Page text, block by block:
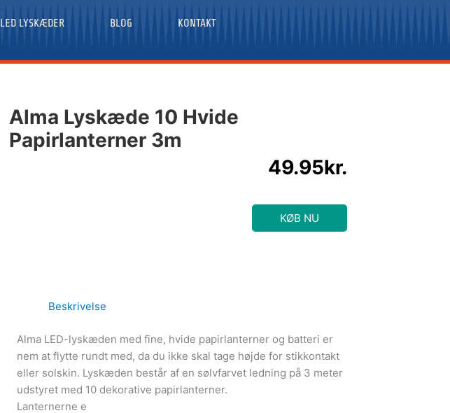
LED LYSKÆDER BLOG KONTAKT
Alma Lyskæde 10 Hvide
Papirlanterner 3m
49.95kr.
KØB NU
Beskrivelse
Alma LED-lyskæden med fine, hvide papirlanterner og batteri er
nem at flytte rundt med, da du ikke skal tage højde for stikkontakt
eller solskin. Lyskæden består af en sølvfarvet ledning på 3 meter
udstyret med 10 dekorative papirlanterner.
Lanternerne e